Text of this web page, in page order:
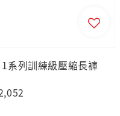
系列訓練級壓縮長褲